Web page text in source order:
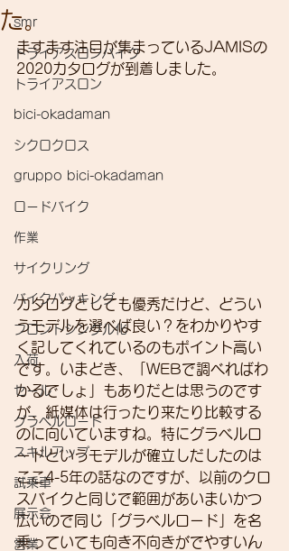
smr
トライアスロンバイク
トライアスロン
bici-okadaman
シクロクロス
gruppo bici-okadaman
ロードバイク
作業
サイクリング
バイクパッキング
フロントシングル化
入荷
セール
グラベルロード
スキルアップ
試乗車
展示会
営業
た。
ますます注目が集まっているJAMISの
2020カタログが到着しました。
カタログとしても優秀だけど、どうい
うモデルを選べば良い？をわかりやす
く記してくれているのもポイント高い
です。いまどき、「WEBで調べればわ
かるでしょ」もありだとは思うのです
が、紙媒体は行ったり来たり比較する
のに向いていますね。特にグラベルロ
ードというモデルが確立しだしたのは
ここ4-5年の話なのですが、以前のクロ
スバイクと同じで範囲があいまいかつ
広いので同じ「グラベルロード」を名
乗っていても向き不向きがでやすいん